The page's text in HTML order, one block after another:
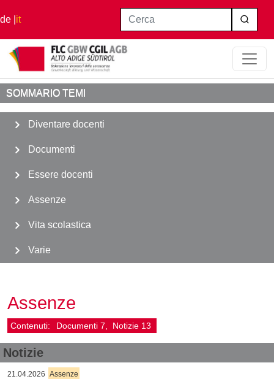
Salta al contenuto principale
de it Cerca
Home Assenze
Assenze
Contenuti: Documenti 7 Notizie 13
Notizie
21.04.2026 Assenze
SOMMARIO TEMI
Diventare docenti
Documenti
Essere docenti
Assenze
Vita scolastica
Varie